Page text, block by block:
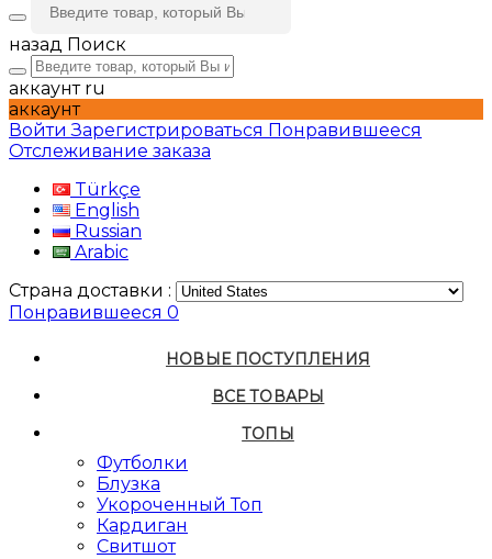
назад Поиск
аккаунт ru
аккаунт
ВойтиЗарегистрироваться Понравившееся
Отслеживание заказа
Türkçe
English
Russian
Arabic
Страна доставки :
Понравившееся 0
НОВЫЕ ПОСТУПЛЕНИЯ
ВСЕ ТОВАРЫ
ТОПЫ
Футболки
Блузка
Укороченный Топ
Кардиган
Свитшот